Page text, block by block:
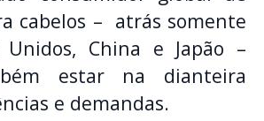
cabelos – atrás somente
Unidos, China e Japão –
estar na dianteira
e demandas.